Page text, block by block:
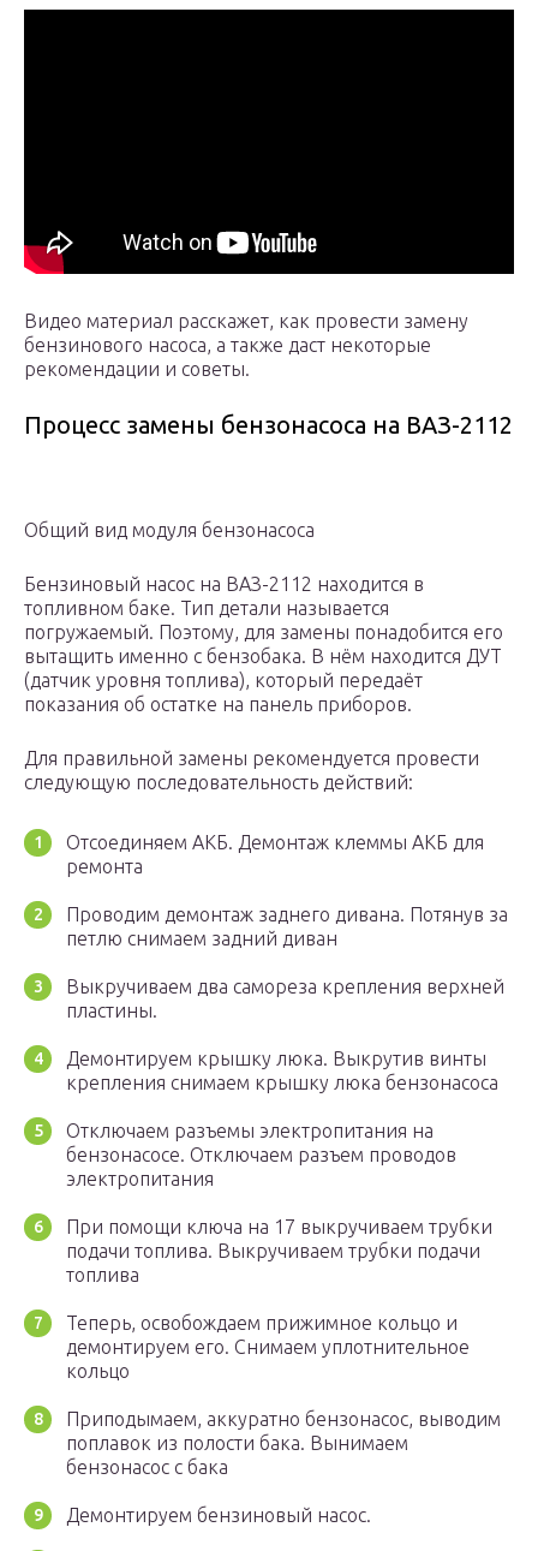
Видео материал расскажет, как провести замену
бензинового насоса, а также даст некоторые
рекомендации и советы.
Процесс замены бензонасоса на ВАЗ-2112
Общий вид модуля бензонасоса
Бензиновый насос на ВАЗ-2112 находится в
топливном баке. Тип детали называется
погружаемый. Поэтому, для замены понадобится его
вытащить именно с бензобака. В нём находится ДУТ
(датчик уровня топлива), который передаёт
показания об остатке на панель приборов.
Для правильной замены рекомендуется провести
следующую последовательность действий:
Отсоединяем АКБ. Демонтаж клеммы АКБ для
ремонта
Проводим демонтаж заднего дивана. Потянув за
петлю снимаем задний диван
Выкручиваем два самореза крепления верхней
пластины.
Демонтируем крышку люка. Выкрутив винты
крепления снимаем крышку люка бензонасоса
Отключаем разъемы электропитания на
бензонасосе. Отключаем разъем проводов
электропитания
При помощи ключа на 17 выкручиваем трубки
подачи топлива. Выкручиваем трубки подачи
топлива
Теперь, освобождаем прижимное кольцо и
демонтируем его. Снимаем уплотнительное
кольцо
Приподымаем, аккуратно бензонасос, выводим
поплавок из полости бака. Вынимаем
бензонасос с бака
Демонтируем бензиновый насос.